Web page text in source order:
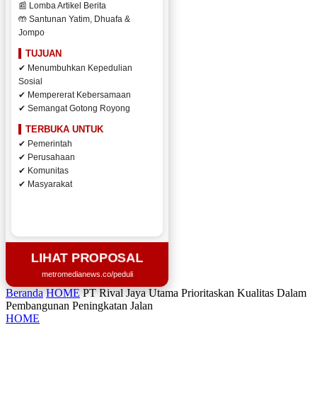
📰 Lomba Artikel Berita
🤲 Santunan Yatim, Dhuafa &
Jompo
TUJUAN
✔ Menumbuhkan Kepedulian
Sosial
✔ Mempererat Kebersamaan
✔ Semangat Gotong Royong
TERBUKA UNTUK
✔ Pemerintah
✔ Perusahaan
✔ Komunitas
✔ Masyarakat
LIHAT PROPOSAL
metromedianews.co/peduli
Beranda HOME PT Rival Jaya Utama Prioritaskan Kualitas Dalam
Pembangunan Peningkatan Jalan
HOME